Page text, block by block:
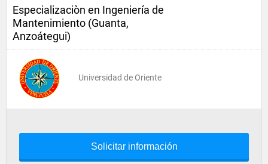
Especializaciòn en Ingeniería de
Mantenimiento (Guanta,
Anzoátegui)
Universidad de Oriente
Solicitar información